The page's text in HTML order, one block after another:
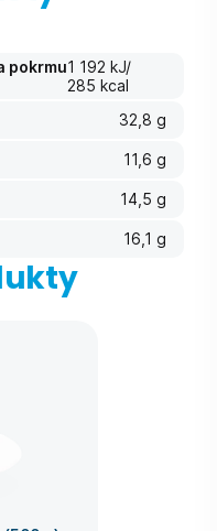
pokrmu1 192 kJ/
285 kcal
32,8 g
11,6 g
14,5 g
16,1 g